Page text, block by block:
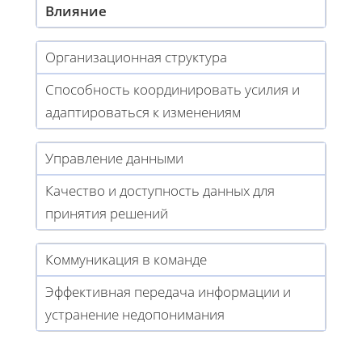
Влияние
Организационная структура
Способность координировать усилия и
адаптироваться к изменениям
Управление данными
Качество и доступность данных для
принятия решений
Коммуникация в команде
Эффективная передача информации и
устранение недопонимания